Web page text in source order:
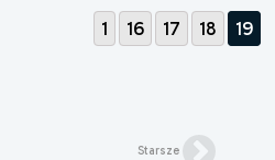
1 16 17 18 19
Starsze